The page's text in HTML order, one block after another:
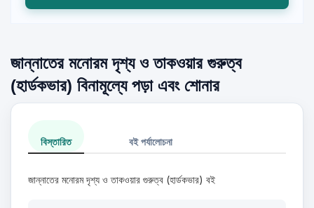
জান্নাতের মনোরম দৃশ্য ও তাকওয়ার গুরুত্ব
(হার্ডকভার) বিনামূল্যে পড়া এবং শোনার
বিস্তারিত বই পর্যালোচনা
জান্নাতের মনোরম দৃশ্য ও তাকওয়ার গুরুত্ব (হার্ডকভার) বই